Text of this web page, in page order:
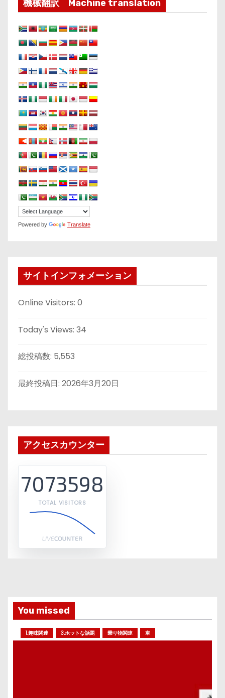
機械翻訳 Machine translation
Powered by Translate
サイトインフォメーション
Online Visitors: 0
Today's Views: 34
総投稿数: 5,553
最終投稿日: 2026年3月20日
アクセスカウンター
7073598
TOTAL VISITORS
You missed
1.趣味関連 3.ホットな話題 乗り物関連 車